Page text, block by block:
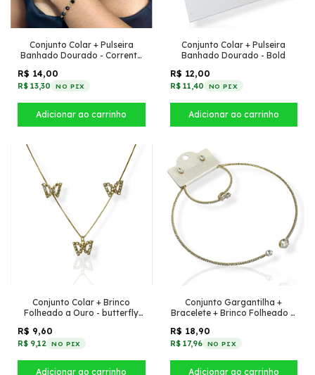
Conjunto Colar + Pulseira
Banhado Dourado - Corrente
R$ 14,00
R$ 13,30 NO PIX
Conjunto Colar + Pulseira
Banhado Dourado - Bold
R$ 12,00
R$ 11,40 NO PIX
Conjunto Colar + Brinco
Folheado a Ouro - butterfly
R$ 9,60
R$ 9,12 NO PIX
Conjunto Gargantilha +
Bracelete + Brinco Folheado a
R$ 18,90
R$ 17,96 NO PIX